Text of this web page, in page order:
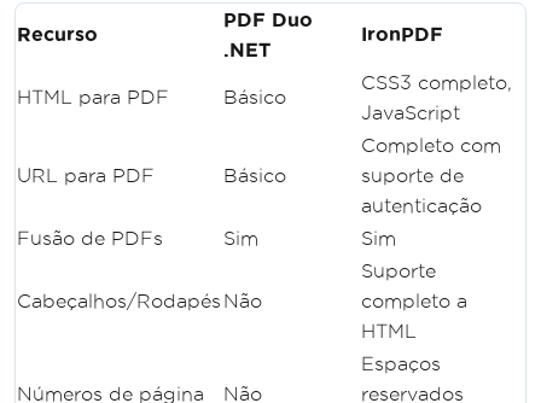
Recurso
PDF Duo
.NET
IronPDF
HTML para PDF Básico
CSS3 completo,
JavaScript
URL para PDF Básico
Completo com
suporte de
autenticação
Fusão de PDFs
Sim Sim
Cabeçalhos/Rodapés Não
Suporte
completo a
HTML
Números de página Não
Espaços
reservados